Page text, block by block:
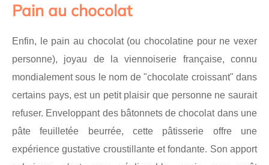
Pain au chocolat
Enfin, le pain au chocolat (ou chocolatine pour ne vexer
personne), joyau de la viennoiserie française, connu
mondialement sous le nom de "chocolate croissant" dans
certains pays, est un petit plaisir que personne ne saurait
refuser. Enveloppant des bâtonnets de chocolat dans une
pâte feuilletée beurrée, cette pâtisserie offre une
expérience gustative croustillante et fondante. Son apport